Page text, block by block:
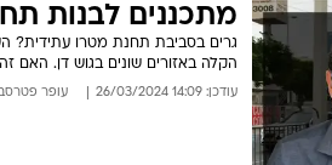
מתכננים לבנות
גרים בסביבת תחנת מטרו עתידית?
הקלה באזורים שונים בגוש דן. האם
עודכן: 14:09 26/03/2024 עופר